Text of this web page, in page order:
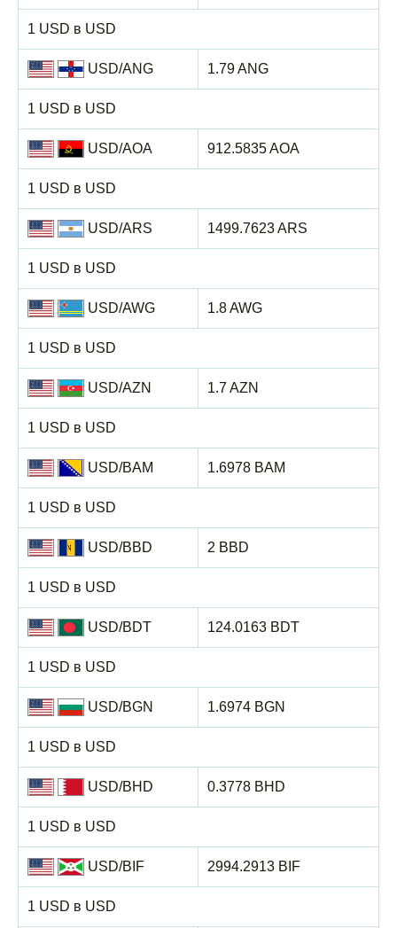
1 USD в USD
USD/ANG
1 USD в USD
1.79 ANG
USD/AOA
1 USD в USD
912.5835 AOA
USD/ARS
1 USD в USD
1499.7623 ARS
USD/AWG
1 USD в USD
1.8 AWG
USD/AZN
1 USD в USD
1.7 AZN
USD/BAM
1 USD в USD
1.6978 BAM
USD/BBD
1 USD в USD
2 BBD
USD/BDT
1 USD в USD
124.0163 BDT
USD/BGN
1 USD в USD
1.6974 BGN
USD/BHD
1 USD в USD
0.3778 BHD
USD/BIF
1 USD в USD
2994.2913 BIF